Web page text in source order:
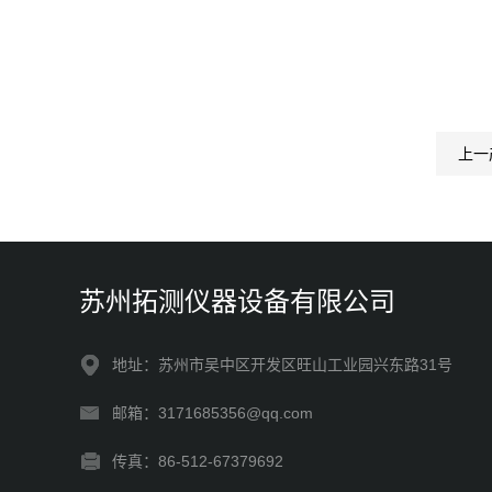
上
苏州拓测仪器设备有限公司
地址：苏州市吴中区开发区旺山工业园兴东路31号
邮箱：3171685356@qq.com
传真：86-512-67379692